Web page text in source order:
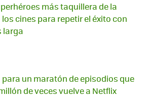
más taquillera de la
cines para repetir el éxito con
larga
para un maratón de episodios que
de veces vuelve a Netflix